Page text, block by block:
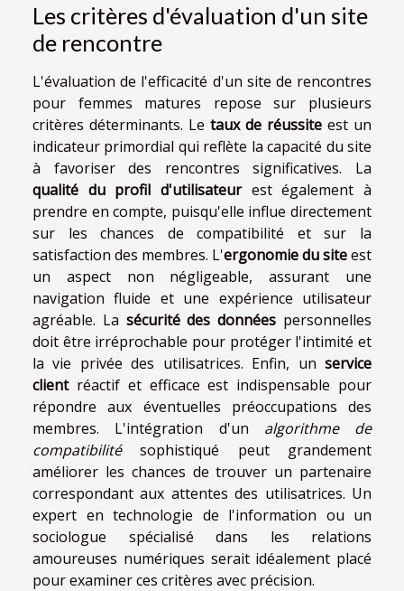
Les critères d'évaluation d'un site
de rencontre
L'évaluation de l'efficacité d'un site de rencontres
pour femmes matures repose sur plusieurs
critères déterminants. Le taux de réussite est un
indicateur primordial qui reflète la capacité du site
à favoriser des rencontres significatives. La
qualité du profil d'utilisateurest également à
prendre en compte, puisqu'elle influe directement
sur les chances de compatibilité et sur la
satisfaction des membres. L'ergonomie du siteest
un aspect non négligeable, assurant une
navigation fluide et une expérience utilisateur
agréable. La sécurité des données personnelles
doit être irréprochable pour protéger l'intimité et
la vie privée des utilisatrices. Enfin, un service
clientréactif et efficace est indispensable pour
répondre aux éventuelles préoccupations des
membres. L'intégration d'un algorithme de
compatibilitésophistiqué peut grandement
améliorer les chances de trouver un partenaire
correspondant aux attentes des utilisatrices. Un
expert en technologie de l'information ou un
sociologue spécialisé dans les relations
amoureuses numériques serait idéalement placé
pour examiner ces critères avec précision.